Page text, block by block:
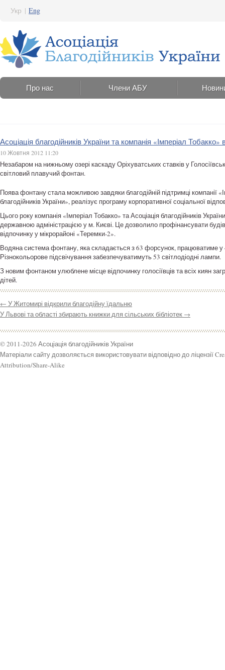
Укр | Eng
Про нас Члени АБУ
Асоціація благодійників України та компанія «Імперіал
10 Жовтня 2012 11:20
Незабаром на нижньому озері каскаду Оріхуватських ставків у
світловий плавучий фонтан.
Поява фонтану стала можливою завдяки благодійній підтримці компанії
благодійників України», реалізує програму корпоративної соціальної
Цього року компанія «Імперіал Тобакко» та Асоціація благодійників
державною адміністрацією у м. Києві. Це дозволило профінансувати
відпочинку у мікрорайоні «Теремки-2».
Водяна система фонтану, яка складається з 63 форсунок, працюватиме
Різнокольорове підсвічування забезпечуватимуть 53 світлодіодні лампи.
З новим фонтаном улюблене місце відпочинку голосіївців та всіх киян
дітей.
← У Житомирі відкрили благодійну їдальню
У Львові та області збирають книжки для сільських бібліотек →
© 2011-2026 Асоціація благодійників України
Матеріали сайту дозволяється використовувати відповідно до ліцензії
Attribution/Share-Alike